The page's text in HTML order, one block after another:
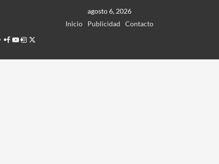
agosto 6, 2026
Inicio
Publicidad
Contacto
Facebook
Youtube
Instagram
Twitter